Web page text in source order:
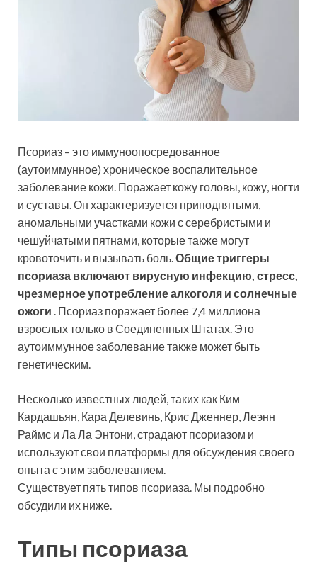
Псориаз – это иммуноопосредованное
(аутоиммунное) хроническое воспалительное
заболевание кожи. Поражает кожу головы, кожу, ногти
и суставы. Он характеризуется приподнятыми,
аномальными участками кожи с серебристыми и
чешуйчатыми пятнами, которые также могут
кровоточить и вызывать боль. Общие триггеры
псориаза включают вирусную инфекцию, стресс,
чрезмерное употребление алкоголя и солнечные
ожоги . Псориаз поражает более 7,4 миллиона
взрослых только в Соединенных Штатах. Это
аутоиммунное заболевание также может быть
генетическим.
Несколько известных людей, таких как Ким
Кардашьян, Кара Делевинь, Крис Дженнер, Леэнн
Раймс и Ла Ла Энтони, страдают псориазом и
используют свои платформы для обсуждения своего
опыта с этим заболеванием.
Существует пять типов псориаза. Мы подробно
обсудили их ниже.
Типы псориаза